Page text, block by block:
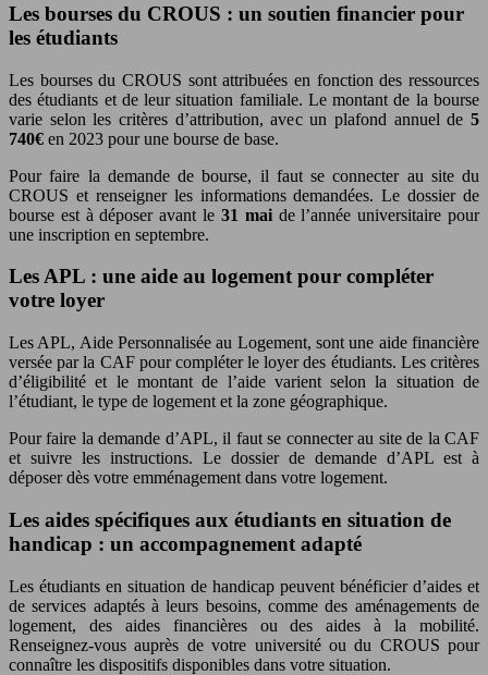
Les bourses du CROUS : un soutien financier pour
les étudiants
Les bourses du CROUS sont attribuées en fonction des ressources
des étudiants et de leur situation familiale. Le montant de la bourse
varie selon les critères d’attribution, avec un plafond annuel de 5
740€ en 2023 pour une bourse de base.
Pour faire la demande de bourse, il faut se connecter au site du
CROUS et renseigner les informations demandées. Le dossier de
bourse est à déposer avant le 31 mai de l’année universitaire pour
une inscription en septembre.
Les APL : une aide au logement pour compléter
votre loyer
Les APL, Aide Personnalisée au Logement, sont une aide financière
versée par la CAF pour compléter le loyer des étudiants. Les critères
d’éligibilité et le montant de l’aide varient selon la situation de
l’étudiant, le type de logement et la zone géographique.
Pour faire la demande d’APL, il faut se connecter au site de la CAF
et suivre les instructions. Le dossier de demande d’APL est à
déposer dès votre emménagement dans votre logement.
Les aides spécifiques aux étudiants en situation de
handicap : un accompagnement adapté
Les étudiants en situation de handicap peuvent bénéficier d’aides et
de services adaptés à leurs besoins, comme des aménagements de
logement, des aides financières ou des aides à la mobilité.
Renseignez-vous auprès de votre université ou du CROUS pour
connaître les dispositifs disponibles dans votre situation.